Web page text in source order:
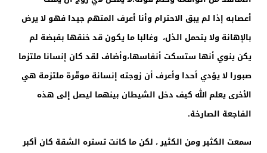
أعصابه إذا لم يبق الاحترام وأنا أعرف المتهم جيدا فهو لا يرض
بالإهانة ولا يتحمل الذل، وغالبا ما يكون قد خنقها بقبضة لم
يكن ينوي أنها ستسكت أنفاسها،وأضاف لقد كان إنسانا ملتزما
صبورا لا يؤدي أحدا وأعرف أن زوجته إنسانة موقّرة ملتزمة هي
الأخرى يعلم الله كيف دخل الشيطان بينهما ليصل إلى هذه
الفاجعة الصارخة.
سمعت الكثير ومن الكثير ، لكن ما كانت تستره الشقة كان أكبر